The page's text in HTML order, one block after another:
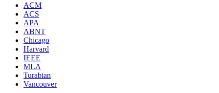
ACM
ACS
APA
ABNT
Chicago
Harvard
IEEE
MLA
Turabian
Vancouver